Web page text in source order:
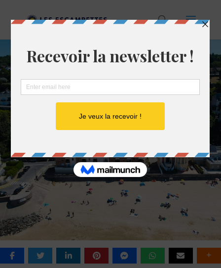
WEEK-END À TROUVILLE
– QUE FAIRE ET QUE VOIR